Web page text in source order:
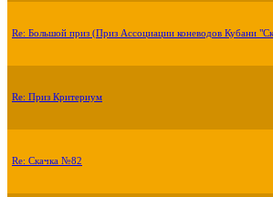
Re: Большой приз (Приз Ассоциации коневодов Кубани
Re: Приз Критериум
Re: Скачка №82